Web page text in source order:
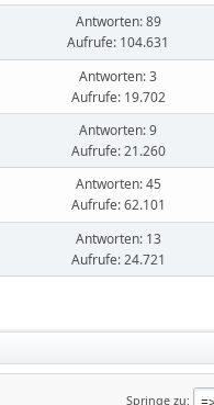
Antworten: 89
Aufrufe: 104.631
Antworten: 3
Aufrufe: 19.702
Antworten: 9
Aufrufe: 21.260
Antworten: 45
Aufrufe: 62.101
Antworten: 13
Aufrufe: 24.721
Springe zu